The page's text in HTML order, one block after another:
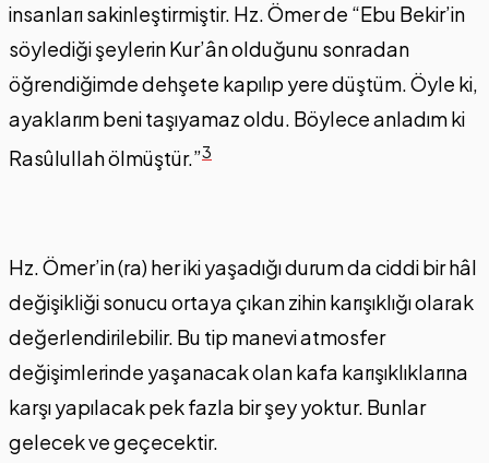
insanları sakinleştirmiştir. Hz. Ömer de “Ebu Bekir’in
söylediği şeylerin Kur’ân olduğunu sonradan
öğrendiğimde dehşete kapılıp yere düştüm. Öyle ki,
ayaklarım beni taşıyamaz oldu. Böylece anladım ki
Rasûlullah ölmüştür.”3
Hz. Ömer’in (ra) her iki yaşadığı durum da ciddi bir hâl
değişikliği sonucu ortaya çıkan zihin karışıklığı olarak
değerlendirilebilir. Bu tip manevi atmosfer
değişimlerinde yaşanacak olan kafa karışıklıklarına
karşı yapılacak pek fazla bir şey yoktur. Bunlar
gelecek ve geçecektir.